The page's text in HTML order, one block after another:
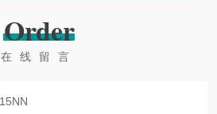
Order
在线留言